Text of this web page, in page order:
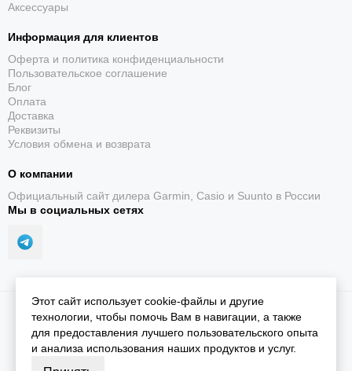
SatIQ и многодиапазонный GNSS
Поддерживает точное позиционирование в сложных
условиях и оптимизирует расход заряда.
Аксессуары
Информация для клиентов
Оферта и политика конфиденциальности
Пользовательское соглашение
Блог
Оплата
Доставка
Реквизиты
Условия обмена и возврата
О компании
Официальный сайт дилера Garmin, Casio и Suunto в России
Мы в социальных сетях
2026 © iGarmin.Карта сайта
Этот сайт использует cookie-файлы и другие
технологии, чтобы помочь Вам в навигации, а также
для предоставления лучшего пользовательского опыта
и анализа использования наших продуктов и услуг.